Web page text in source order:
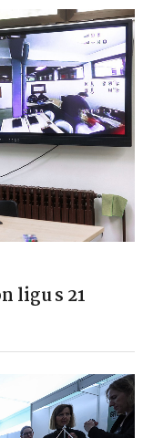
ligu s 21